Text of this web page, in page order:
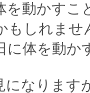
を動かすこ
もしれませ
に体を動か
になります